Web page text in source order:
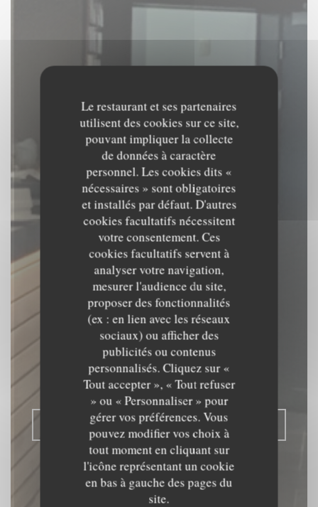
Le restaurant et ses partenaires
utilisent des cookies sur ce site,
pouvant impliquer la collecte
de données à caractère
personnel. Les cookies dits «
nécessaires » sont obligatoires
et installés par défaut. D'autres
cookies facultatifs nécessitent
votre consentement. Ces
cookies facultatifs servent à
analyser votre navigation,
mesurer l'audience du site,
proposer des fonctionnalités
(ex : en lien avec les réseaux
sociaux) ou afficher des
publicités ou contenus
personnalisés. Cliquez sur «
Tout accepter », « Tout refuser
» ou « Personnaliser » pour
gérer vos préférences. Vous
pouvez modifier vos choix à
tout moment en cliquant sur
l'icône représentant un cookie
en bas à gauche des pages du
site.
Le Beffroi
RESTAURANT TRADITIONNEL
TOURNAI
RÉSERVER